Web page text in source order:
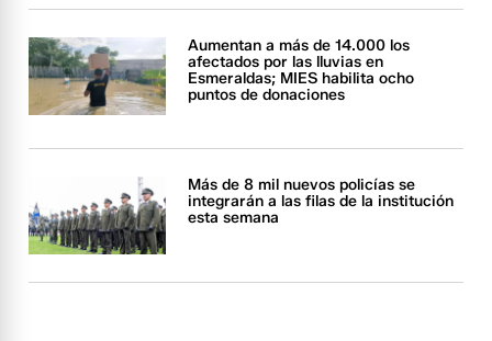
Aumentan a más de 14.000 los
afectados por las lluvias en
Esmeraldas; MIES habilita ocho
puntos de donaciones
Más de 8 mil nuevos policías se
integrarán a las filas de la institución
esta semana